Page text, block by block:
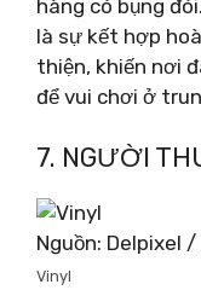
hàng có bụng
là sự kết hợp
thiện, khiến nơi
để vui chơi ở
7. NGƯỜI
Nguồn: Delpixel
Vinyl